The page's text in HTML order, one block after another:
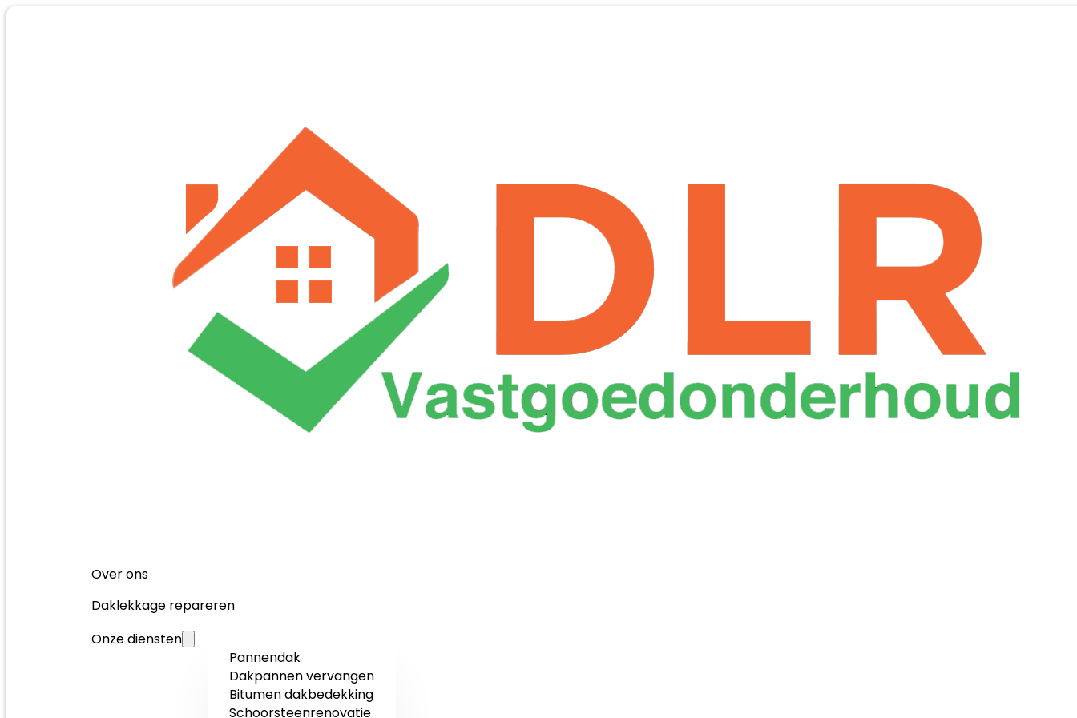
Over ons
Daklekkage repareren
Onze diensten
Pannendak
Dakpannen vervangen
Bitumen dakbedekking
Schoorsteenrenovatie